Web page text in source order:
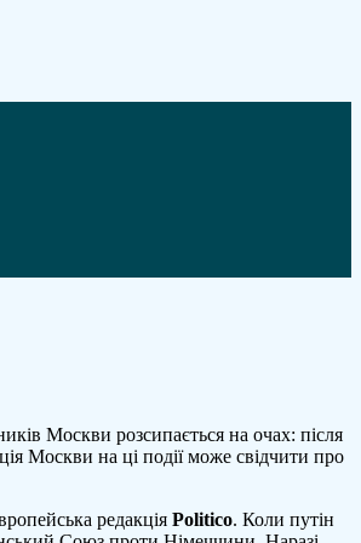
Москви розсипається на очах: після
Москви на ці події може свідчити про
редакція Politico. Коли путін